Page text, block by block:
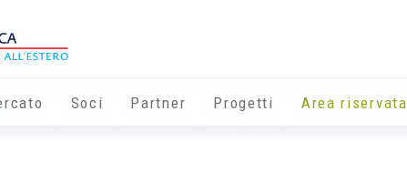
Soci Partner Progetti Area riservata